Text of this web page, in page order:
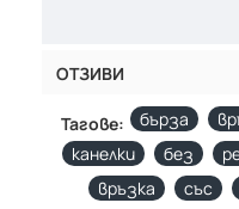
ОТЗИВИ
Тагове: бърза
кaнелки
без
връзка
със